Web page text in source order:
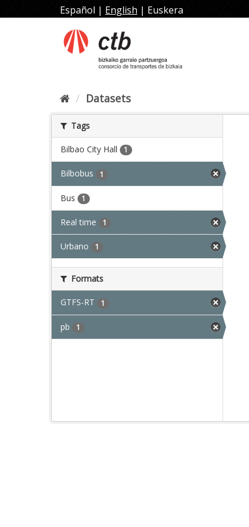
to
Español | English | Euskera
Datasets
Tags
Bilbao City Hall 1
Bilbobus 1
Bus 1
Real time 1
Urbano 1
Formats
GTFS-RT 1
pb 1